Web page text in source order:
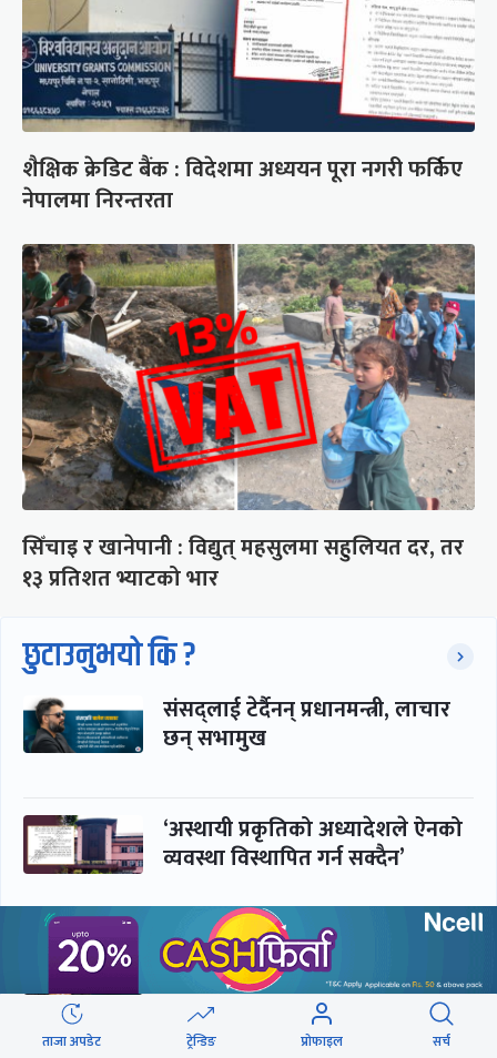
शैक्षिक क्रेडिट बैंक : विदेशमा अध्ययन पूरा नगरी फर्किए
नेपालमा निरन्तरता
सिँचाइ र खानेपानी : विद्युत् महसुलमा सहुलियत दर, तर
१३ प्रतिशत भ्याटको भार
छुटाउनुभयो कि ?
संसद्लाई टेर्दैनन् प्रधानमन्त्री, लाचार
छन् सभामुख
‘अस्थायी प्रकृतिको अध्यादेशले ऐनको
व्यवस्था विस्थापित गर्न सक्दैन’
सरकार-प्रसाईं लुकामारी : छिनमै
पक्राउ, तुरुन्तै रिहा
ताजा अपडेट ट्रेन्डिङ प्रोफाइल सर्च